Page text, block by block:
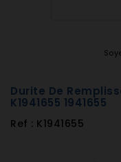
Durite De
K1941655 1941655
Ref : K1941655